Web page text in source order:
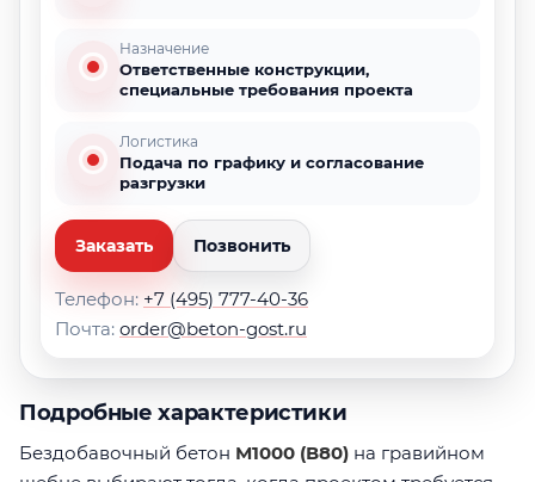
Назначение
Ответственные конструкции,
специальные требования проекта
Логистика
Подача по графику и согласование
разгрузки
Заказать Позвонить
Телефон: +7 (495) 777-40-36
Почта: order@beton-gost.ru
Подробные характеристики
Бездобавочный бетон М1000 (В80) на гравийном